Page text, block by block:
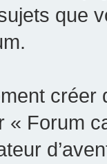
que
« Forum